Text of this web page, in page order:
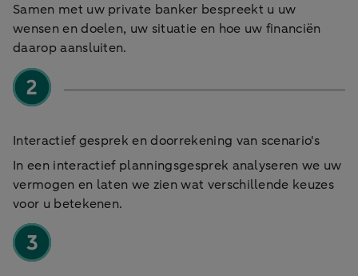
Samen met uw private banker bespreekt u uw
wensen en doelen, uw situatie en hoe uw financiën
daarop aansluiten.
Interactief gesprek en doorrekening van scenario's
In een interactief planningsgesprek analyseren we uw
vermogen en laten we zien wat verschillende keuzes
voor u betekenen.